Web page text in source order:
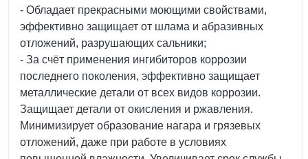
- Обладает прекрасными моющими свойствами,
эффективно защищает от шлама и абразивных
отложений, разрушающих сальники;
- За счёт применения ингибиторов коррозии
последнего поколения, эффективно защищает
металлические детали от всех видов коррозии.
Защищает детали от окисления и ржавления.
Минимизирует образование нагара и грязевых
отложений, даже при работе в условиях